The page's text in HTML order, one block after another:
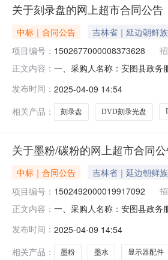
关于刻录盘的网上超市合同公告
中标｜合同公告 吉林省｜延边朝鲜
项目编号： 1502677000008373628
正文内容： 一、采购人名称：安图县政务
位数量单价(元)总价(元)1DVD
发布时间： 2025-04-09 14:54
相关产品：
刻录盘 DVD刻录光盘
关于墨粉/碳粉的网上超市合同
中标｜合同公告 吉林省｜延边朝鲜
项目编号： 1502492000019917092
正文内容： 一、采购人名称：安图县政务
型号单位数量单价(元)总价(
发布时间： 2025-04-09 14:54
相关产品：
墨粉 墨水 显示器配件